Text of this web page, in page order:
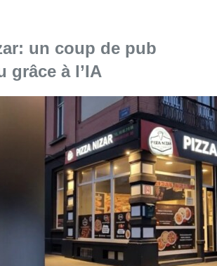
un coup de pub
grâce à l’IA